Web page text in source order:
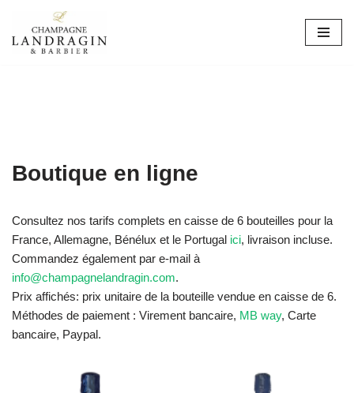
Aller
Boutique en ligne
Consultez nos tarifs complets en caisse de 6 bouteilles pour la
France, Allemagne, Bénélux et le Portugal ici, livraison incluse.
Commandez également par e-mail à
info@champagnelandragin.com.
Prix affichés: prix unitaire de la bouteille vendue en caisse de 6.
Méthodes de paiement : Virement bancaire, MB way, Carte
bancaire, Paypal.